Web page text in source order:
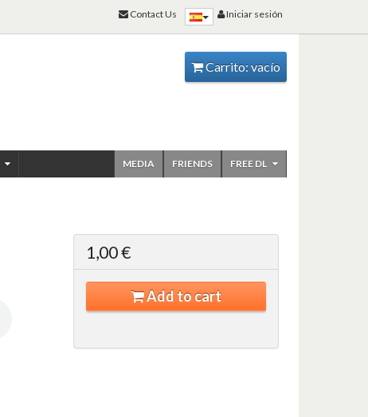
Carrito: vacío
FREE DL
FRIENDS
MEDIA
1,00 €
Add to cart
Iniciar sesión
Contact Us